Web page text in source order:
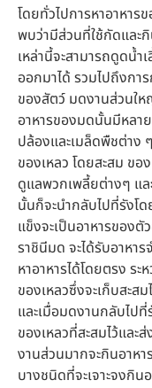
โดยทั่วไปการหาอาหา
พบว่ามีส่วนที่ใช้กัดและ
เหล่านี้จะสามารถดูดน้
ออกมาได้ รวมไปถึงก
ของสัตว์ มดงานส่วนใ
อาหารของมดนั้นมีหลา
ปล้องและเมล็ดพืชต่าง
ของเหลว โดยสะสม ข
ดูแลพวกเพลี้ยต่างๆ แ
นั้นก็จะนำกลับไปที่รังโ
แข็งจะเป็นอาหารของ
ราชินีมด จะได้รับอาห
หาอาหารได้โดยตรง ร
ของเหลวซึ่งจะเก็บสะ
และเมื่อมดงานกลับไปที่
ของเหลวที่สะสมไว้แล
งานส่วนมากจะกินอาห
บางชนิดที่จะเจาะจงกิ